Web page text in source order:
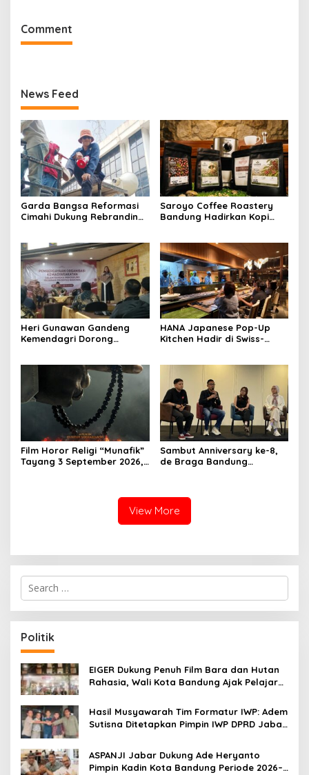
Comment
News Feed
Garda Bangsa Reformasi
Cimahi Dukung Rebranding
Pelayanan
Saroyo Coffee Roastery
Bandung Hadirkan Kopi
Heri Gunawan Gandeng
Kemendagri Dorong
HANA Japanese Pop-Up
Kitchen Hadir di Swiss-
Pengalaman Omakase
Eksklusif
Film Horor Religi “Munafik”
Tayang 3 September 2026,
Sambut Anniversary ke-8,
de Braga Bandung
View More
S
r
c
h
f
o
r
:
Politik
EIGER Dukung Penuh Film Bara dan Hutan
Rahasia, Wali Kota Bandung Ajak Pelajar
Hasil Musyawarah Tim Formatur IWP: Adem
Sutisna Ditetapkan Pimpin IWP DPRD Jabar
ASPANJI Jabar Dukung Ade Heryanto
Pimpin Kadin Kota Bandung Periode 2026–